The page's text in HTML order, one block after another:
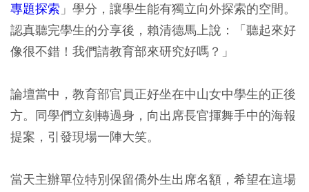
專題探索 」學分，讓學生能有獨立向外探索的空間。
認真聽完學生的分享後，賴清德馬上說：「聽起來好
像很不錯！我們請教育部來研究好嗎？」
論壇當中，教育部官員正好坐在中山女中學生的正後
方。同學們立刻轉過身，向出席長官揮舞手中的海報
提案，引發現場一陣大笑。
當天主辦單位特別保留僑外生出席名額，希望在這場